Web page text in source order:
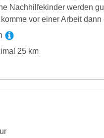
Nachhilfekinder werden
vor einer Arbeit
25 km